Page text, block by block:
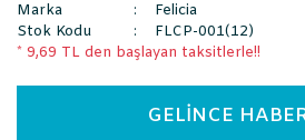
Marka
Felicia
Stok Kodu
FLCP-001(12)
* 9,69 TL den başlayan taksitlerle!!
GELİNCE